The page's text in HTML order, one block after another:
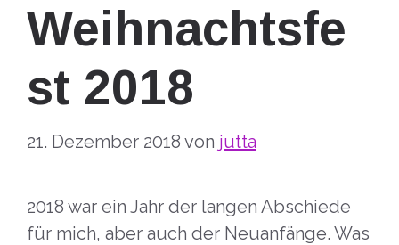
Weihnachtsfe
st 2018
21. Dezember 2018 von jutta
2018 war ein Jahr der langen Abschiede
für mich, aber auch der Neuanfänge. Was